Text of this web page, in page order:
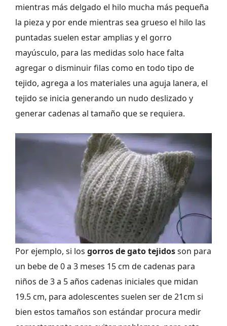
mientras más delgado el hilo mucha más pequeña
la pieza y por ende mientras sea grueso el hilo las
puntadas suelen estar amplias y el gorro
mayúsculo, para las medidas solo hace falta
agregar o disminuir filas como en todo tipo de
tejido, agrega a los materiales una aguja lanera, el
tejido se inicia generando un nudo deslizado y
generar cadenas al tamaño que se requiera.
Por ejemplo, si los gorros de gato tejidosson para
un bebe de 0 a 3 meses 15 cm de cadenas para
niños de 3 a 5 años cadenas iniciales que midan
19.5 cm, para adolescentes suelen ser de 21cm si
bien estos tamaños son estándar procura medir